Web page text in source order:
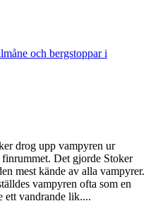
drog upp vampyren ur
Det gjorde Stoker
mest kände av alla vampyrer.
vampyren ofta som en
ett vandrande lik....